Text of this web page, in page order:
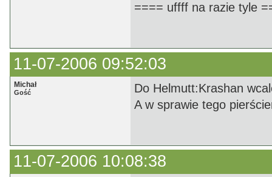
==== uffff na razie tyle
11-07-2006 09:52:03
Michał
Gość
Do Helmutt:Krashan
A w sprawie tego
11-07-2006 10:08:38